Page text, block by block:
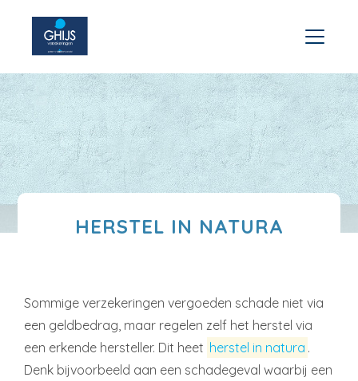
HERSTEL IN NATURA
Sommige verzekeringen vergoeden schade niet via
een geldbedrag, maar regelen zelf het herstel via
een erkende hersteller. Dit heet herstel in natura .
Denk bijvoorbeeld aan een schadegeval waarbij een